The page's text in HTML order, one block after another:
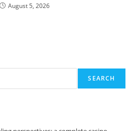
August 5, 2026
SEARCH